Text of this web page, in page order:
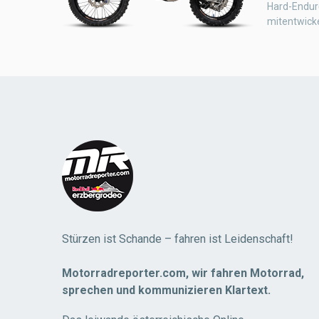
Hard-
Stürzen ist Schande – fahren ist Leidenschaft!
Motorradreporter.com, wir fahren Motorrad,
sprechen und kommunizieren Klartext.